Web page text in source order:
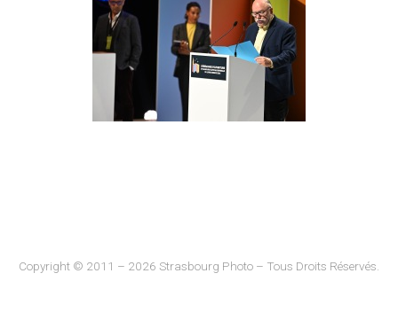
Copyright © 2011 – 2026 Strasbourg Photo – Tous Droits Réservés.